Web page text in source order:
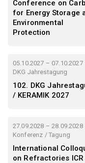
Conference on
for Energy Storage
Environmental
Protection
05.10.2027 – 07.10.2027
DKG Jahrestagung
102. DKG
/ KERAMIK 2027
27.09.2028 – 28.09.2028
Konferenz / Tagung
International
on Refractories ICR